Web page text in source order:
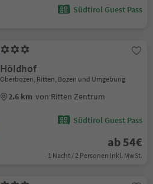
Südtirol Guest Pass
Höldhof
Oberbozen, Ritten, Bozen und Umgebung
2.6 km von Ritten Zentrum
Südtirol Guest Pass
ab 54€
1 Nacht / 2 Personen Inkl. MwSt.